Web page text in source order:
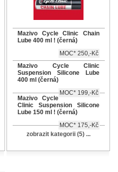
Mazivo Cycle Clinic Chain
Lube 400 ml ! (černá)
MOC* 250,-Kč
Mazivo Cycle Clinic
Suspension Silicone Lube
400 ml (černá)
MOC* 199,-Kč
Mazivo Cycle
Clinic Suspension Silicone
Lube 150 ml ! (černá)
MOC* 175,-Kč
zobrazit kategorii (5) ...